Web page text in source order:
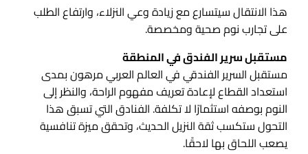
هذا الانتقال سيتسارع مع زيادة وعي النزلاء، وارتفاع الطلب
على تجارب نوم صحية ومخصصة.
مستقبل سرير الفندق في المنطقة
مستقبل السرير الفندقي في العالم العربي مرهون بمدى
استعداد القطاع لإعادة تعريف مفهوم الراحة، والنظر إلى
النوم بوصفه استثمارًا لا تكلفة. الفنادق التي تسبق هذا
التحول ستكسب ثقة النزيل الحديث، وتحقق ميزة تنافسية
يصعب اللحاق بها لاحقًا.